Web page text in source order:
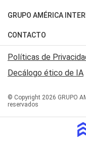
Judiciales
Economia
Motores
Trucos caseros
Series y Películas
Edictos y Solicitadas
Fútbol
Mundial
Automovilismo
Rugby
Básquet
GRUPO AMÉRICA
Canal 7 en Vivo
San Juan 8
CONTACTO
Acerca de Nosotros
Contactanos
Políticas de
Decálogo ético de IA
© Copyright 2026 GRUPO
reservados